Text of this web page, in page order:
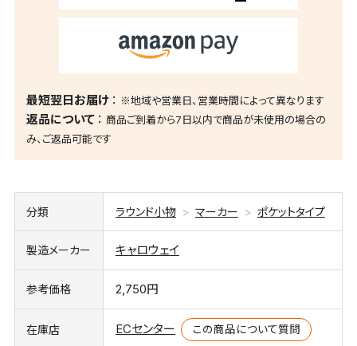
最短翌日お届け ※地域や営業日、営業時間によって異なります
返品について
商品ご到着から7日以内で商品が未使用の場合の
み、ご返品可能です
分類 ラウンド小物 マーカー ポケットタイプ
製造メーカー キャロウェイ
参考価格 2,750円
在庫店 ECセンター この商品について質問